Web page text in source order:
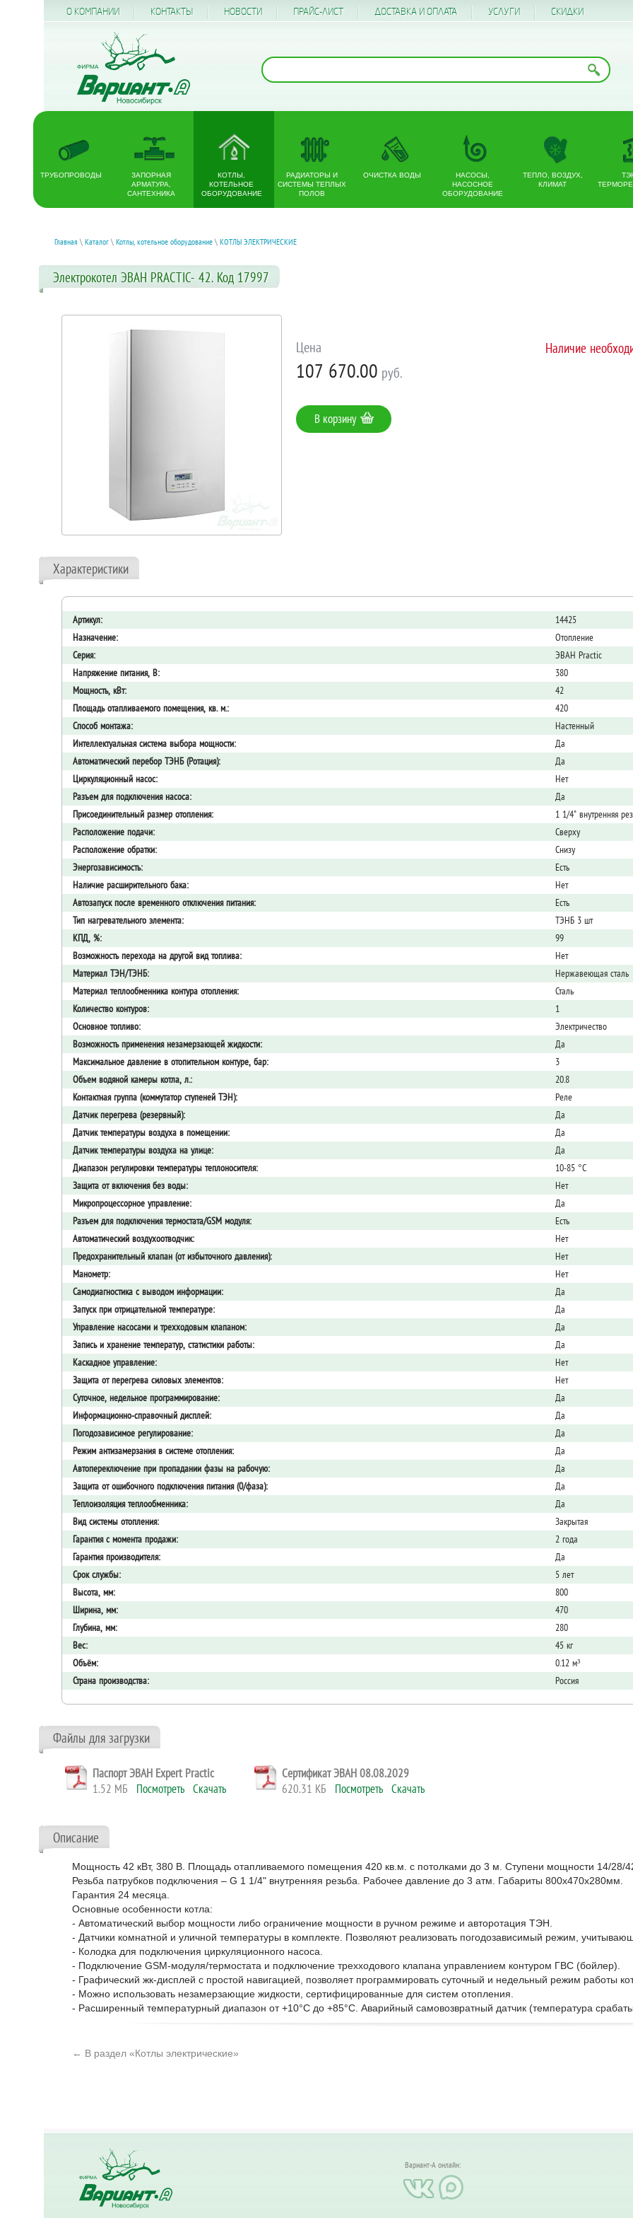
О КОМПАНИИ КОНТАКТЫ НОВОСТИ ПРАЙС-ЛИСТ ДОСТАВКА И ОПЛАТА УСЛУГИ CКИДКИ
ТРУБОПРОВОДЫ
ЗАПОРНАЯ
АРМАТУРА,
САНТЕХНИКА
КОТЛЫ,
КОТЕЛЬНОЕ
ОБОРУДОВАНИЕ
РАДИАТОРЫ И
СИСТЕМЫ ТЕПЛЫХ
ПОЛОВ
ОЧИСТКА ВОДЫ
НАСОСЫ,
НАСОСНОЕ
ОБОРУДОВАНИЕ
ТЕПЛО, ВОЗДУХ,
КЛИМАТ
Главная \ Каталог \ Котлы, котельное оборудование \ КОТЛЫ ЭЛЕКТРИЧЕСКИЕ
Электрокотел ЭВАН PRACTIC- 42. Код 17997
Наличие
Цена
107 670.00 руб.
В корзину
Характеристики
Артикул:
14425
Назначение:
Отопление
Серия:
ЭВАН Practic
Напряжение питания, В:
380
Мощность, кВт:
42
Площадь отапливаемого помещения, кв. м.:
420
Способ монтажа:
Настенный
Интеллектуальная система выбора мощности:
Да
Автоматический перебор ТЭНБ (Ротация):
Да
Циркуляционный насос:
Нет
Разъем для подключения насоса:
Да
Присоединительный размер отопления:
1 1/4" внутренняя
Расположение подачи:
Сверху
Расположение обратки:
Снизу
Энергозависимость:
Есть
Наличие расширительного бака:
Нет
Автозапуск после временного отключения питания:
Есть
Тип нагревательного элемента:
ТЭНБ 3 шт
КПД, %:
99
Возможность перехода на другой вид топлива:
Нет
Материал ТЭН/ТЭНБ:
Нержавеющая сталь
Материал теплообменника контура отопления:
Сталь
Количество контуров:
1
Основное топливо:
Электричество
Возможность применения незамерзающей жидкости:
Да
Максимальное давление в отопительном контуре, бар:
3
Объем водяной камеры котла, л.:
20.8
Контактная группа (коммутатор ступеней ТЭН):
Реле
Датчик перегрева (резервный):
Да
Датчик температуры воздуха в помещении:
Да
Датчик температуры воздуха на улице:
Да
Диапазон регулировки температуры теплоносителя:
10-85 °С
Защита от включения без воды:
Нет
Микропроцессорное управление:
Да
Разъем для подключения термостата/GSM модуля:
Есть
Автоматический воздухоотводчик:
Нет
Предохранительный клапан (от избыточного давления):
Нет
Манометр:
Нет
Самодиагностика с выводом информации:
Да
Запуск при отрицательной температуре:
Да
Управление насосами и трехходовым клапаном:
Да
Запись и хранение температур, статистики работы:
Да
Каскадное управление:
Нет
Защита от перегрева силовых элементов:
Нет
Суточное, недельное программирование:
Да
Информационно-справочный дисплей:
Да
Погодозависимое регулирование:
Да
Режим антизамерзания в системе отопления:
Да
Автопереключение при пропадании фазы на рабочую:
Да
Защита от ошибочного подключения питания (0/фаза):
Да
Теплоизоляция теплообменника:
Да
Вид системы отопления:
Закрытая
Гарантия с момента продажи:
2 года
Гарантия производителя:
Да
Срок службы:
5 лет
Высота, мм:
800
Ширина, мм:
470
Глубина, мм:
280
Вес:
45 кг
Объём:
0.12 м³
Страна производства:
Россия
Файлы для загрузки
Паспорт ЭВАН Expert Practic
1.52 МБ Посмотреть Скачать
Сертификат ЭВАН 08.08.2029
620.31 КБ Посмотреть Скачать
Описание
Мощность 42 кВт, 380 В. Площадь отапливаемого помещения 420 кв.м. с потолками до 3 м. Ступени мощности 14/
Резьба патрубков подключения – G 1 1/4" внутренняя резьба. Рабочее давление до 3 атм. Габариты 800х470х280мм.
Гарантия 24 месяца.
Основные особенности котла:
- Автоматический выбор мощности либо ограничение мощности в ручном режиме и авторотация ТЭН.
- Датчики комнатной и уличной температуры в комплекте. Позволяют реализовать погодозависимый режим,
- Колодка для подключения циркуляционного насоса.
- Подключение GSM-модуля/термостата и подключение трехходового клапана управлением контуром ГВС (бойлер).
- Графический жк-дисплей с простой навигацией, позволяет программировать суточный и недельный режим работы
- Можно использовать незамерзающие жидкости, сертифицированные для систем отопления.
- Расширенный температурный диапазон от +10°С до +85°С. Аварийный самовозвратный датчик (температура
← В раздел «Котлы электрические»
Вариант-А онлайн: